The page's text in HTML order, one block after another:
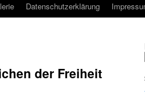
Datenschutzerklärung
der Freiheit